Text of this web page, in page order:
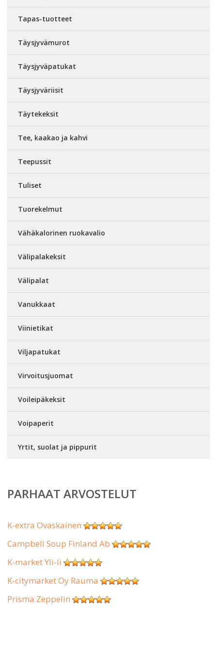
Tapas-tuotteet
Täysjyvämurot
Täysjyväpatukat
Täysjyväriisit
Täytekeksit
Tee, kaakao ja kahvi
Teepussit
Tuliset
Tuorekelmut
Vähäkalorinen ruokavalio
Välipalakeksit
Välipalat
Vanukkaat
Viinietikat
Viljapatukat
Virvoitusjuomat
Voileipäkeksit
Voipaperit
Yrtit, suolat ja pippurit
PARHAAT ARVOSTELUT
K-extra Ovaskainen
Campbell Soup Finland Ab
K-market Yli-Ii
K-citymarket Oy Rauma
Prisma Zeppelin